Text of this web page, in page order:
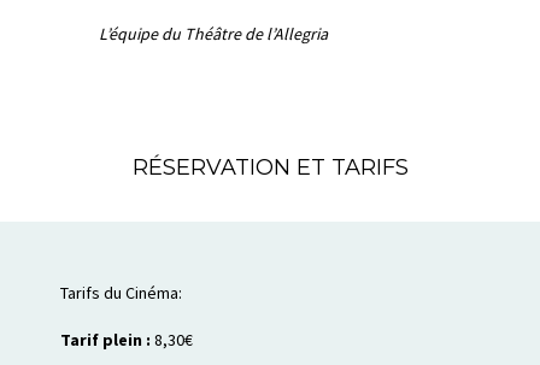
L’équipe du Théâtre de l’Allegria
RÉSERVATION ET TARIFS
Tarifs du Cinéma:
Tarif plein : 8,30€